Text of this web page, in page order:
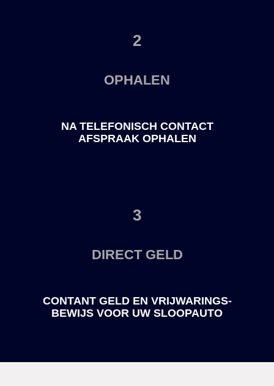
2
OPHALEN
NA TELEFONISCH CONTACT
AFSPRAAK OPHALEN
3
DIRECT GELD
CONTANT GELD EN VRIJWARINGS-
BEWIJS VOOR UW SLOOPAUTO